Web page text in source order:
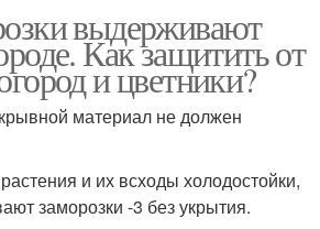
выдерживают
Как защитить от
и цветники?
материал не должен
и их всходы холодостойки,
заморозки -3 без укрытия.